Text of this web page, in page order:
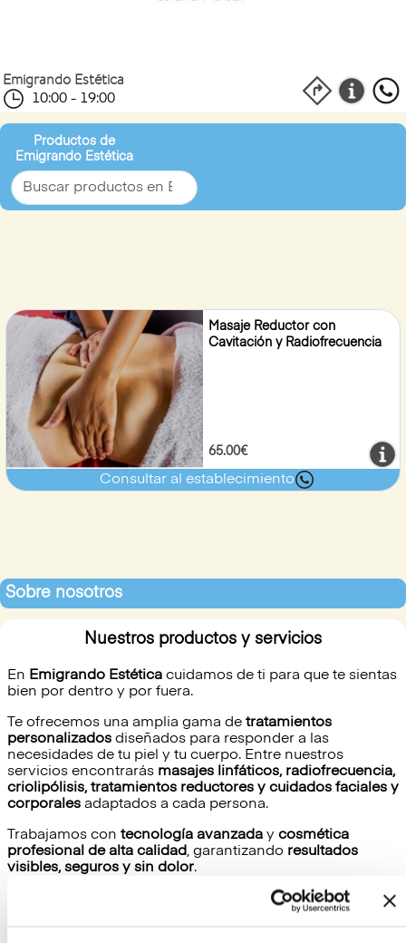
Emigrando Estética
10:00 - 19:00
Productos de
Emigrando Estética
Masaje Reductor con
Cavitación y Radiofrecuencia
65.00€
Consultar al establecimiento
Sobre nosotros
Nuestros productos y servicios
En Emigrando Estética cuidamos de ti para que te sientas
bien por dentro y por fuera.
Te ofrecemos una amplia gama de tratamientos
personalizados diseñados para responder a las
necesidades de tu piel y tu cuerpo. Entre nuestros
servicios encontrarás masajes linfáticos, radiofrecuencia,
criolipólisis, tratamientos reductores y cuidados faciales y
corporales adaptados a cada persona.
Trabajamos con tecnología avanzada y cosmética
profesional de alta calidad, garantizando resultados
visibles, seguros y sin dolor.
asesoramiento
, creando un ambiente relajante en el